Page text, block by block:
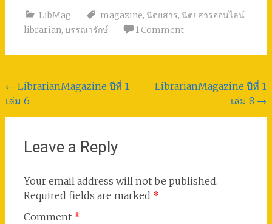
LibMag magazine, นิตยสาร, นิตยสารออนไลน์
librarian, บรรณารักษ์ 1 Comment
Post
navigation
← LibrarianMagazine ปีที่ 1
เล่ม 6
LibrarianMagazine ปีที่ 1
เล่ม 8 →
Leave a Reply
Your email address will not be published.
Required fields are marked *
Comment *